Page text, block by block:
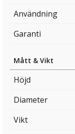
Användning
Garanti
Mått & Vikt
Höjd
Diameter
Vikt